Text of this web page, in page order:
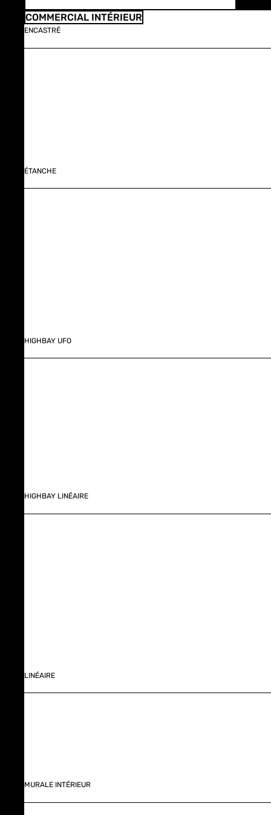
COMMERCIAL INTÉRIEUR
ENCASTRÉ
ÉTANCHE
HIGHBAY UFO
HIGHBAY LINÉAIRE
LINÉAIRE
MURALE INTÉRIEUR